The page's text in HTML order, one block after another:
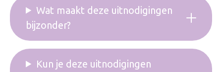
Wat maakt deze uitnodigingen
bijzonder?
Kun je deze uitnodigingen